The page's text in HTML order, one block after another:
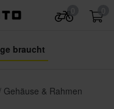
braucht
Gehäuse & Rahmen